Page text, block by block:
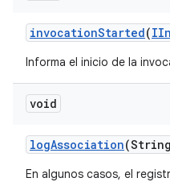
invocationStarted(
Informa el inicio de la
void
logAssociation
En algunos casos, el